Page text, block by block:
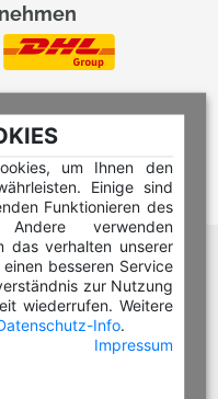
um Ihnen den
Einige sind
Funktionieren des
verwenden
das verhalten unserer
besseren Service
zur Nutzung
wiederrufen. Weitere
Info.
Impressum
wechseln